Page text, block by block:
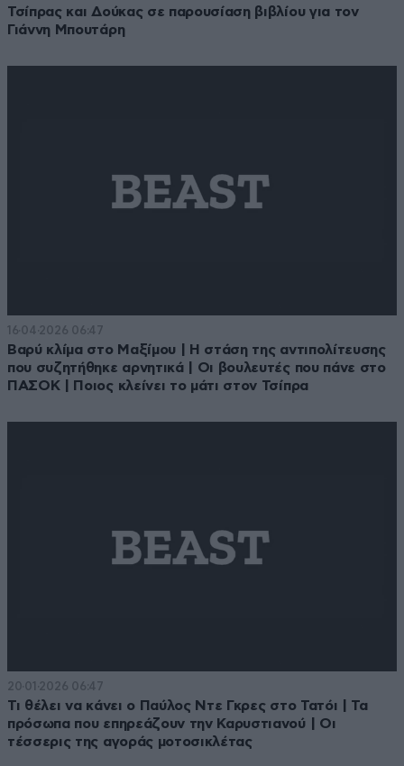
Τσίπρας και Δούκας σε παρουσίαση βιβλίου για τον
Γιάννη Μπουτάρη
16·04·2026 06:47
Βαρύ κλίμα στο Μαξίμου | Η στάση της αντιπολίτευσης
που συζητήθηκε αρνητικά | Οι βουλευτές που πάνε στο
ΠΑΣΟΚ | Ποιος κλείνει το μάτι στον Τσίπρα
20·01·2026 06:47
Τι θέλει να κάνει ο Παύλος Ντε Γκρες στο Τατόι | Τα
πρόσωπα που επηρεάζουν την Καρυστιανού | Οι
τέσσερις της αγοράς μοτοσικλέτας